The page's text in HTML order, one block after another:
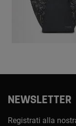
NEWSLETTER
Registrati alla